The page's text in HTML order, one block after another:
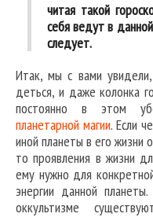
читая такой
себя ведут в
следует.
Итак, мы с вами
деться, и даже колонка
постоянно в этом
планетарной магии. Если
иной планеты в его жизни
то проявления в жизни
ему нужно для
энергии данной
оккультизме